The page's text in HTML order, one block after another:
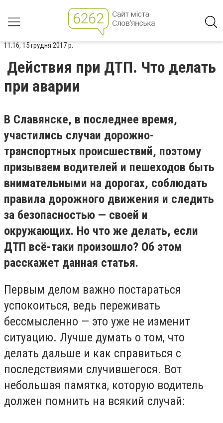
11:16, 15 грудня 2017 р.
Действия при ДТП. Что делать
при аварии
В Славянске, в последнее время,
участились случаи дорожно-
транспортных происшествий, поэтому
призываем водителей и пешеходов быть
внимательными на дорогах, соблюдать
правила дорожного движения и следить
за безопасностью — своей и
окружающих. Но что же делать, если
ДТП всё-таки произошло? Об этом
расскажет данная статья.
Первым делом важно постараться
успокоиться, ведь переживать
бессмысленно — это уже не изменит
ситуацию. Лучше думать о том, что
делать дальше и как справиться с
последствиями случившегося. Вот
небольшая памятка, которую водитель
должен помнить на всякий случай: